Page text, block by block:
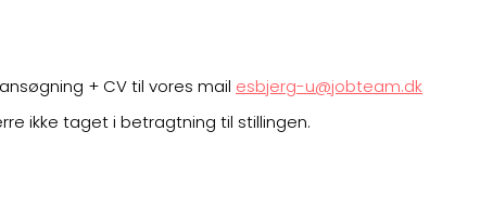
+ CV til vores mail esbjerg-u@jobteam.dk
ikke taget i betragtning til stillingen.